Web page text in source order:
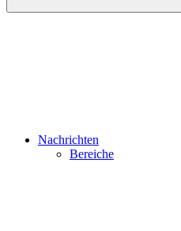
Nachrichten
Bereiche